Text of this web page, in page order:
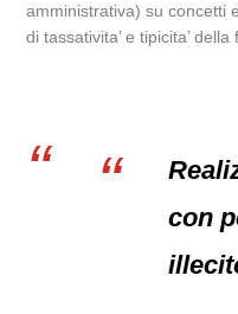
amministrativa) su concetti
di tassativita’ e tipicita’ della
con